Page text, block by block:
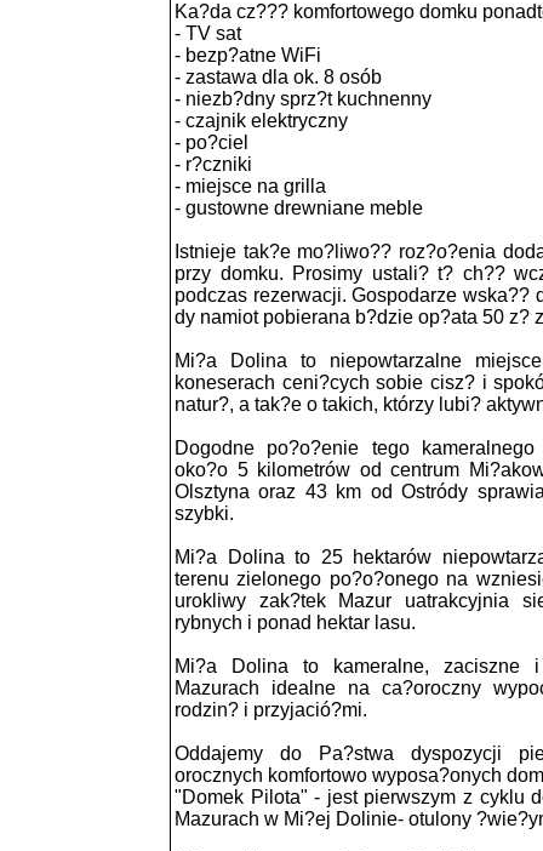
Ka?da cz??? komfortowego domku
- TV sat
- bezp?atne WiFi
- zastawa dla ok. 8 osób
- niezb?dny sprz?t kuchnenny
- czajnik elektryczny
- po?ciel
- r?czniki
- miejsce na grilla
- gustowne drewniane meble
Istnieje tak?e mo?liwo?? roz?o?enia
przy domku. Prosimy ustali? t? ch??
podczas rezerwacji. Gospodarze wska??
dy namiot pobierana b?dzie op?ata 50 z?
Mi?a Dolina to niepowtarzalne
koneserach ceni?cych sobie cisz? i
natur?, a tak?e o takich, którzy lubi?
Dogodne po?o?enie tego
oko?o 5 kilometrów od centrum
Olsztyna oraz 43 km od Ostródy
szybki.
Mi?a Dolina to 25 hektarów
terenu zielonego po?o?onego na
urokliwy zak?tek Mazur uatrakcyjnia
rybnych i ponad hektar lasu.
Mi?a Dolina to kameralne, zaciszne
Mazurach idealne na ca?oroczny
rodzin? i przyjació?mi.
Oddajemy do Pa?stwa dyspozycji
orocznych komfortowo wyposa?onych
"Domek Pilota" - jest pierwszym z cyklu
Mazurach w Mi?ej Dolinie- otulony